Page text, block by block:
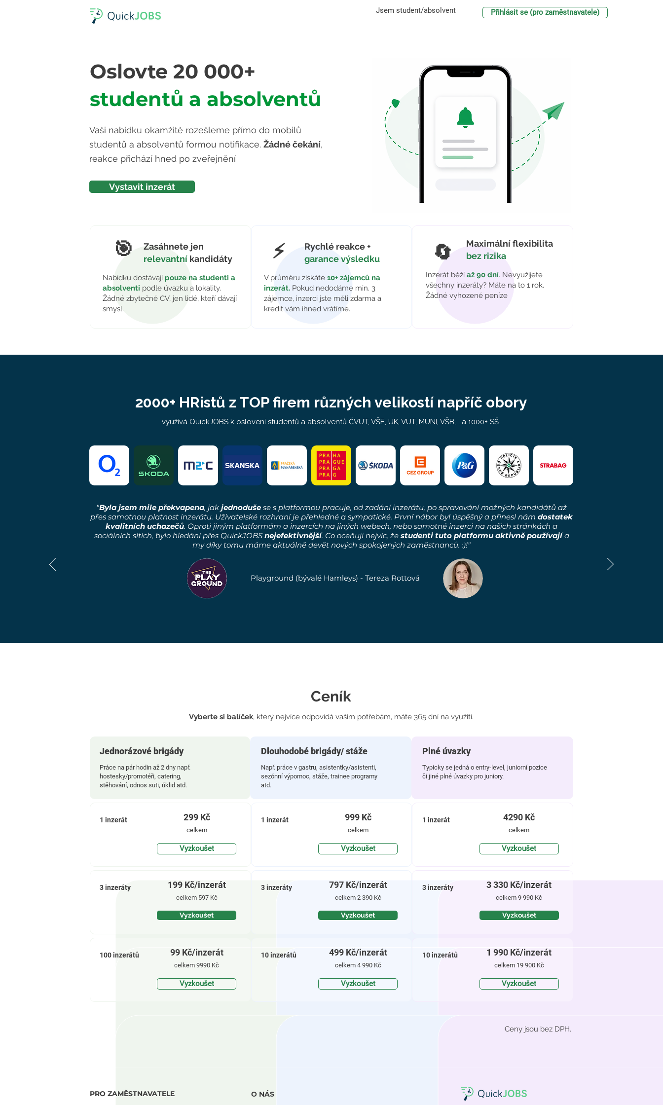
Jsem student/absolvent Přihlásit se (pro zaměstnavatele)
Oslovte 20 000+
studentů a absolventů
Vaši nabídku okamžitě rozešleme přímo do mobilů
studentů a absolventů formou notifikace. Žádné čekání,
reakce přichází hned po zveřejnění
Vystavit inzerát
🎯
Zasáhnete jen
relevantní kandidáty
Nabídku dostávají pouze na studenti a
absolventi podle úvazku a lokality.
Žádné zbytečné CV, jen lidé, kteří dávají
smysl.
⚡
Rychlé reakce +
garance výsledku
V průměru získáte 10+ zájemců na
inzerát. Pokud nedodáme min. 3
zájemce, inzerci jste měli zdarma a
kredit vám ihned vrátíme.
🔄
Maximální flexibilita
bez rizika
Inzerát běží až 90 dní. Nevyužijete
všechny inzeráty? Máte na to 1 rok.
Žádné vyhozené peníze
2000+ HRistů z TOP firem různých velikostí napříč obory
využívá QuickJOBS k oslovení studentů a absolventů ČVUT, VŠE, UK, VUT, MUNI, VŠB,....a 1000+ SŠ.
"Byla jsem mile překvapena, jak jednoduše se s platformou pracuje, od zadání inzerátu, po spravování možných kandidátů až
přes samotnou platnost inzerátu. Uživatelské rozhraní je přehledné a sympatické. První nábor byl úspěšný a přinesl nám dostatek
kvalitních uchazečů. Oproti jiným platformám a inzercích na jiných webech, nebo samotné inzerci na našich stránkách a
sociálních sítích, bylo hledání přes QuickJOBS nejefektivnější. Co oceňuji nejvíc, že studenti tuto platformu aktivně používajía
my díky tomu máme aktuálně devět nových spokojených zaměstnanců. :)!"​
Playground (bývalé Hamleys) - Tereza Rottová
Ceník
Vyberte si balíček, který nejvíce odpovídá vašim potřebám, máte 365 dní na využití.
Jednorázové brigády
Práce na pár hodin až 2 dny např.
hostesky/promotéři, catering,
stěhování, odnos suti, úklid atd.
Dlouhodobé brigády/ stáže
Např. práce v gastru, asistentky/asistenti,
sezónní výpomoc, stáže, trainee programy
atd.
Plné úvazky
Typicky se jedná o entry-level, juniorní pozice
či jiné plné úvazky pro juniory.
1 inzerát 299 Kč
celkem
Vyzkoušet
1 inzerát 999 Kč
celkem
Vyzkoušet
1 inzerát 4290 Kč
celkem
Vyzkoušet
3 inzeráty 199 Kč/inzerát
celkem 597 Kč
Vyzkoušet
3 inzeráty 797 Kč/inzerát
celkem 2 390 Kč
Vyzkoušet
3 inzeráty 3 330 Kč/inzerát
celkem 9 990 Kč
Vyzkoušet
100 inzerátů 99 Kč/inzerát
celkem 9990 Kč
Vyzkoušet
10 inzerátů 499 Kč/inzerát
celkem 4 990 Kč
Vyzkoušet
10 inzerátů 1 990 Kč/inzerát
celkem 19 900 Kč
Vyzkoušet
Ceny jsou bez DPH.
PRO ZAMĚSTNAVATELE
O NÁS